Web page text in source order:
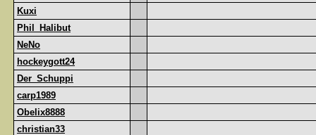
Kuxi
Phil_Halibut
NeNo
hockeygott24
Der_Schuppi
carp1989
Obelix8888
christian33